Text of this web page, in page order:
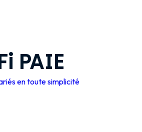
PAIE
en toute simplicité